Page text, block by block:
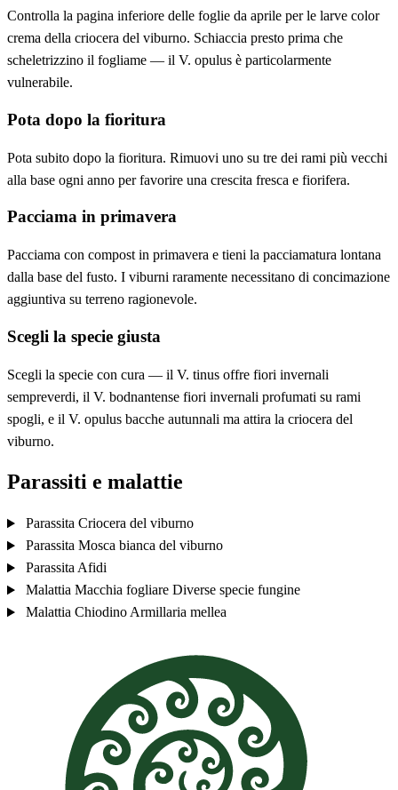
Controlla la pagina inferiore delle foglie da aprile per le larve color
crema della criocera del viburno. Schiaccia presto prima che
scheletrizzino il fogliame — il V. opulus è particolarmente
vulnerabile.
Pota dopo la fioritura
Pota subito dopo la fioritura. Rimuovi uno su tre dei rami più vecchi
alla base ogni anno per favorire una crescita fresca e fiorifera.
Pacciama in primavera
Pacciama con compost in primavera e tieni la pacciamatura lontana
dalla base del fusto. I viburni raramente necessitano di concimazione
aggiuntiva su terreno ragionevole.
Scegli la specie giusta
Scegli la specie con cura — il V. tinus offre fiori invernali
sempreverdi, il V. bodnantense fiori invernali profumati su rami
spogli, e il V. opulus bacche autunnali ma attira la criocera del
viburno.
Parassiti e malattie
Parassita Criocera del viburno
Parassita Mosca bianca del viburno
Parassita Afidi
Malattia Macchia fogliare Diverse specie fungine
Malattia Chiodino Armillaria mellea